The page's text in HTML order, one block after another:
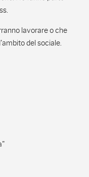
lavorare o che
del sociale.